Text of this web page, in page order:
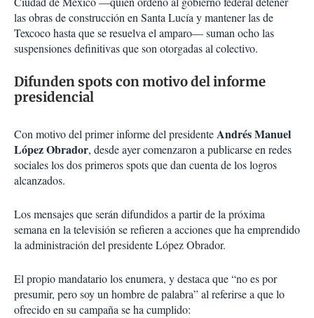
las obras de construcción en Santa Lucía y mantener las de
Texcoco hasta que se resuelva el amparo— suman ocho las
suspensiones definitivas que son otorgadas al colectivo.
Difunden spots con motivo del informe
presidencial
Con motivo del primer informe del presidenteAndrés Manuel
López Obrador, desde ayer comenzaron a publicarse en redes
sociales los dos primeros spots que dan cuenta de los logros
alcanzados.
Los mensajes que serán difundidos a partir de la próxima
semana en la televisión se refieren a acciones que ha emprendido
la administración del presidente López Obrador.
El propio mandatario los enumera, y destaca que “no es por
presumir, pero soy un hombre de palabra” al referirse a que lo
ofrecido en su campaña se ha cumplido: